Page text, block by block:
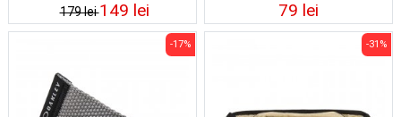
179 lei149 lei 79 lei
-17% -31%